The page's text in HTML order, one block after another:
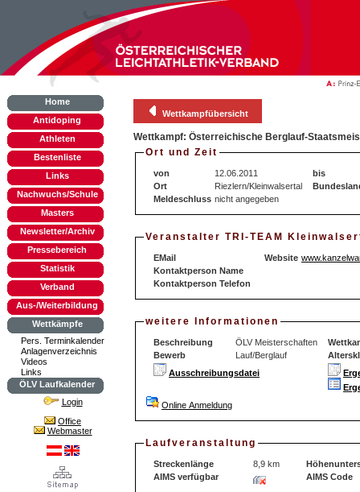
Home
Antidoping
Athleten
Bestenliste
Links
Nachwuchs/Schule
Masters
Newsletter/Archiv
Pressebereich
Statistik
Verband
Aus-/Weiterbildung
Wettkämpfe
Pers. Terminkalender
Anlagenverzeichnis
Videos
Links
ÖLV Laufkalender
Login
Office
Webmaster
Wettkampfübersicht
Wettkampf: Österreichische Berglauf-
Ort und Zeit
von 12.06.2011
bis
Ort
Riezlern/Kleinwalsertal
Meldeschluss nicht angegeben
Veranstalter TRI-TEAM
EMail Website
Kontaktperson Name
Kontaktperson Telefon
weitere Informationen
Beschreibung ÖLV Meisterschaften
Bewerb
Lauf/Berglauf
Ausschreibungsdatei
Online Anmeldung
Laufveranstaltung
Streckenlänge 8,9 km
AIMS verfügbar
AIMS Code